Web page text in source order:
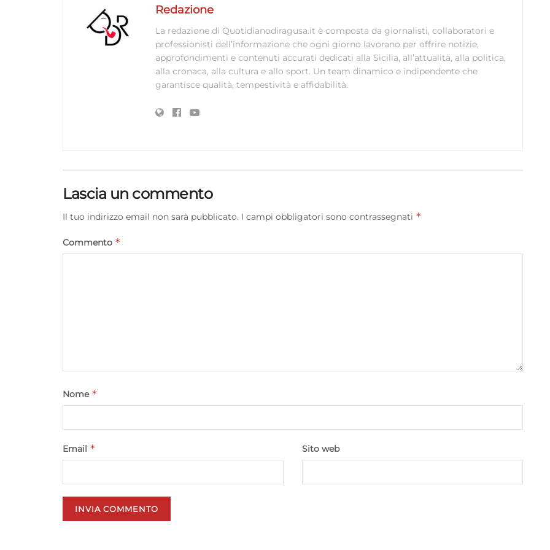
Redazione
La redazione di Quotidianodiragusa.it è composta da giornalisti, collaboratori e
professionisti dell’informazione che ogni giorno lavorano per offrire notizie,
approfondimenti e contenuti accurati dedicati alla Sicilia, all’attualità, alla politica,
alla cronaca, alla cultura e allo sport. Un team dinamico e indipendente che
garantisce qualità, tempestività e affidabilità.
Lascia un commento
Il tuo indirizzo email non sarà pubblicato. I campi obbligatori sono contrassegnati *
Commento *
Nome *
Email * Sito web